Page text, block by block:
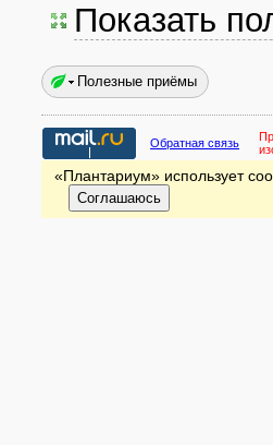
Показать
Полезные приёмы
Обратная связь
«Плантариум» использует
Соглашаюсь